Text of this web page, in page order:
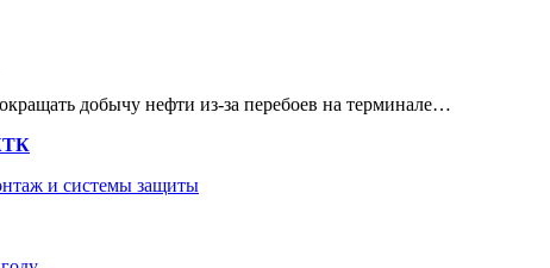
добычу нефти из-за перебоев на терминале…
и системы защиты